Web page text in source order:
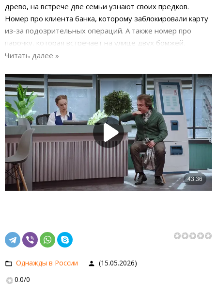
древо, на встрече две семьи узнают своих предков.
Номер про клиента банка, которому заблокировали карту
из-за подозрительных операций. А также номер про
парочку, которая встречает на улице двух бомжей.
Однажды в России
(15.05.2026)
0.0/0